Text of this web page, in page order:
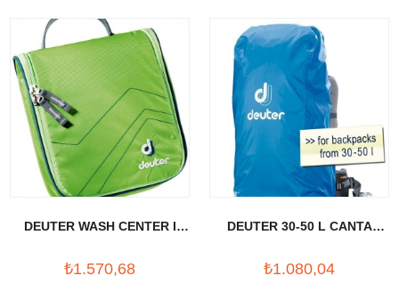
DEUTER WASH CENTER I
₺1.570,68
DEUTER 30-50 L CANTA
₺1.080,04